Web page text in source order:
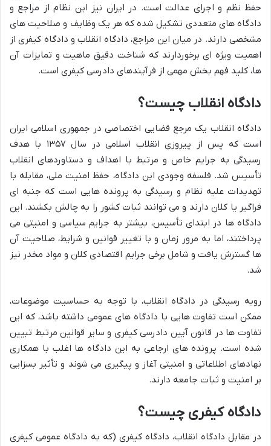
حفظ نظم و اجرای عدالت است. در ایران نیز این نظام از مراجع و
دادگاه های متعددی تشکیل شده که هر یک وظایف و صلاحیت های
مشخصی دارند. در میان این مراجع، دادگاه انقلاب و دادگاه کیفری از
اهمیت ویژه ای برخوردارند که شناخت دقیق ماهیت و تمایزات آن
ها، کلید فهم بخش مهمی از فرآیندهای دادرسی کیفری است.
دادگاه انقلاب چیست؟
دادگاه انقلاب یک مرجع قضایی اختصاصی در جمهوری اسلامی ایران
است که پس از پیروزی انقلاب اسلامی در سال ۱۳۵۷ با هدف
رسیدگی به جرایم خاص و مرتبط با اهداف و دستاوردهای انقلاب
تأسیس شد. فلسفه وجودی این دادگاه، حفظ امنیت ملی، مقابله با
تهدیدات علیه نظام و رسیدگی به پرونده هایی است که جنبه ای
فراگیر یا کلان دارند و می توانند ثبات کشور را به چالش بکشند. این
دادگاه ها در ابتدای تأسیس، بیشتر به جرایم سیاسی و امنیتی می
پرداختند، اما به مرور زمان و با تغییر قوانین و شرایط، صلاحیت آن
ها گسترش یافت و شامل برخی جرایم اقتصادی کلان و مواد مخدر نیز
شد.
رویه رسیدگی در دادگاه انقلاب، با توجه به حساسیت موضوعات،
ممکن است تفاوت هایی با دادگاه های عمومی داشته باشد، که این
تفاوت ها در قانون آیین دادرسی کیفری و سایر قوانین مرتبط تبیین
شده است. پرونده های ارجاعی به این دادگاه ها اغلب با همکاری
نهادهای اطلاعاتی و امنیتی آغاز و پیگیری می شوند و تأثیر بسزایی
بر امنیت و ثبات جامعه دارند.
دادگاه کیفری چیست؟
در مقابل دادگاه انقلاب، دادگاه کیفری (که به دادگاه عمومی کیفری